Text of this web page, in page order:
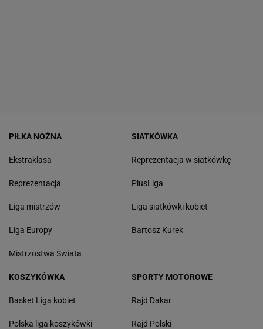
PIŁKA NOŻNA
Ekstraklasa
Reprezentacja
Liga mistrzów
Liga Europy
Mistrzostwa Świata
SIATKÓWKA
Reprezentacja w siatkówkę
PlusLiga
Liga siatkówki kobiet
Bartosz Kurek
KOSZYKÓWKA
Basket Liga kobiet
Polska liga koszykówki
SPORTY MOTOROWE
Rajd Dakar
Rajd Polski